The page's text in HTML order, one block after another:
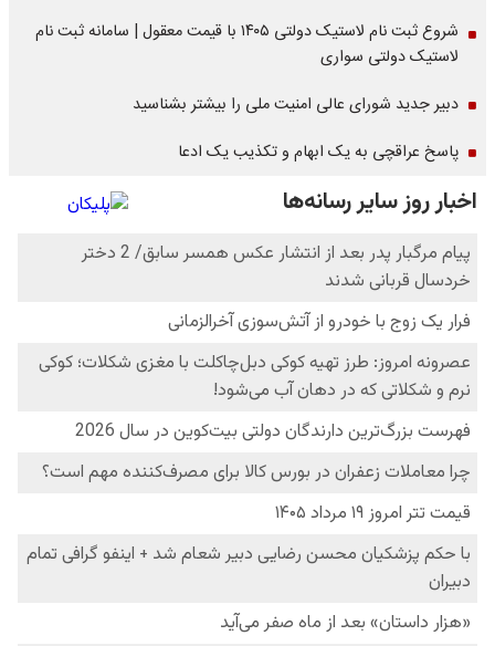
شروع ثبت نام لاستیک دولتی ۱۴۰۵ با قیمت معقول | سامانه ثبت نام
لاستیک دولتی سواری
دبیر جدید شورای عالی امنیت ملی را بیشتر بشناسید
پاسخ عراقچی به یک ابهام و تکذیب یک ادعا